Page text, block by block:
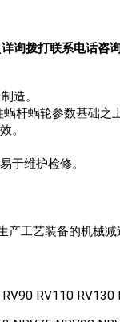
询拨打联系电话咨询
造。
杆蜗轮参数基础之
。
于维护检修。
产工艺装备的机械
RV110 RV130